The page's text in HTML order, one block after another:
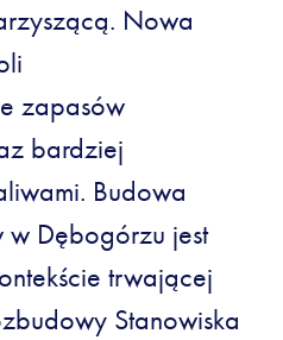
Nowa
zapasów
bardziej
Budowa
Dębogórzu jest
trwającej
Stanowiska